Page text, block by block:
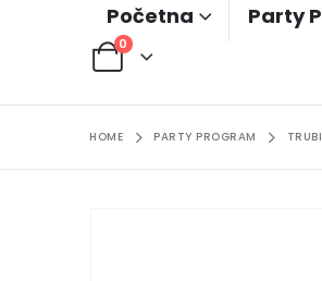
Početna Party
0
HOME PARTY PROGRAM